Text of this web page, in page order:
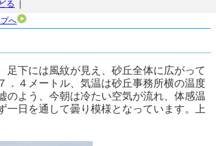
る ｜
へ
足下には風紋が見え、砂丘全体に広がって
．４メートル、気温は砂丘事務所横の温度
のよう、今朝は冷たい空気が流れ、体感温
一日を通して曇り模様となっています。上